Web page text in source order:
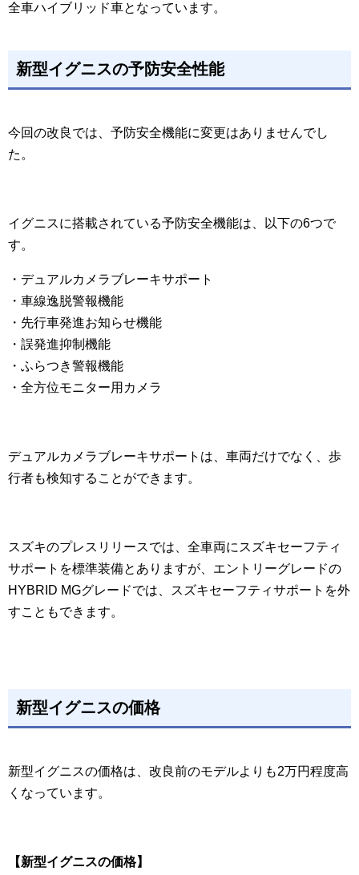
全車ハイブリッド車となっています。
新型イグニスの予防安全性能
今回の改良では、予防安全機能に変更はありませんでし
た。
イグニスに搭載されている予防安全機能は、以下の6つで
す。
・デュアルカメラブレーキサポート
・車線逸脱警報機能
・先行車発進お知らせ機能
・誤発進抑制機能
・ふらつき警報機能
・全方位モニター用カメラ
デュアルカメラブレーキサポートは、車両だけでなく、歩
行者も検知することができます。
スズキのプレスリリースでは、全車両にスズキセーフティ
サポートを標準装備とありますが、エントリーグレードの
HYBRID MGグレードでは、スズキセーフティサポートを外
すこともできます。
新型イグニスの価格
新型イグニスの価格は、改良前のモデルよりも2万円程度高
くなっています。
【新型イグニスの価格】